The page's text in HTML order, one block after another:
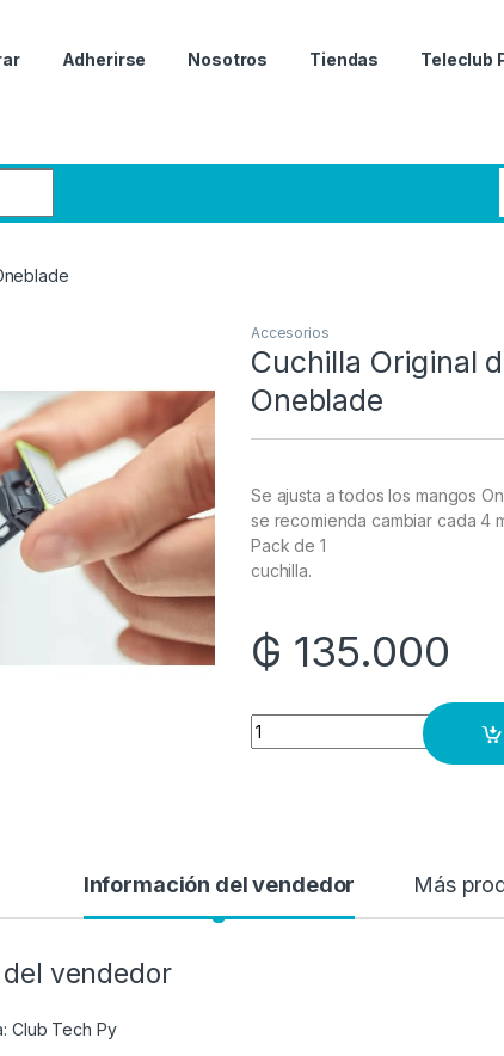
Adherirse Nosotros Tiendas Teleclub
Accesorios
Cuchilla Original
Oneblade
Se ajusta a todos los mangos
se recomienda cambiar cada 4
Pack de 1
cuchilla.
₲ 135.000
Quantity
Información del vendedor Más
vendedor
Club Tech Py